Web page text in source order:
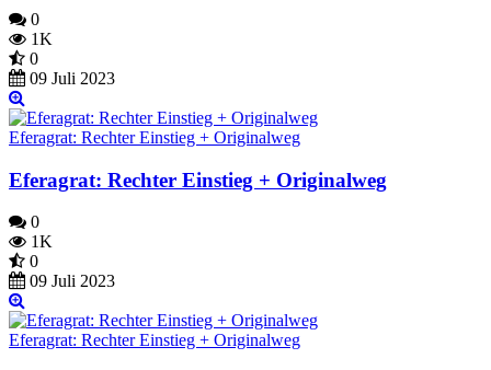
0
1K
0
09 Juli 2023
Eferagrat: Rechter Einstieg + Originalweg
Eferagrat: Rechter Einstieg + Originalweg
0
1K
0
09 Juli 2023
Eferagrat: Rechter Einstieg + Originalweg